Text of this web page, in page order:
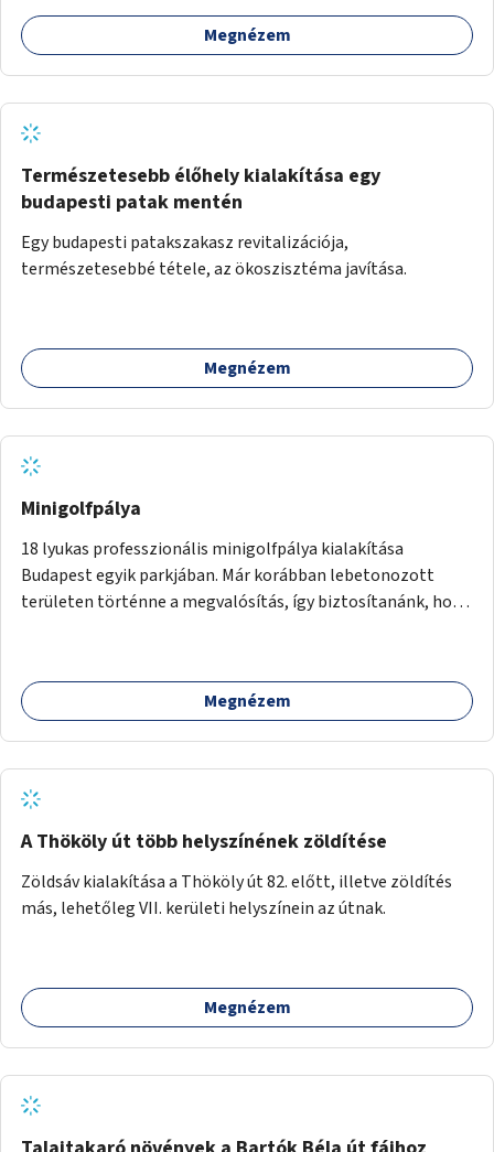
Megnézem
Természetesebb élőhely kialakítása egy
budapesti patak mentén
Egy budapesti patakszakasz revitalizációja,
természetesebbé tétele, az ökoszisztéma javítása.
Megnézem
Minigolfpálya
18 lyukas professzionális minigolfpálya kialakítása
Budapest egyik parkjában. Már korábban lebetonozott
területen történne a megvalósítás, így biztosítanánk, hogy
Megnézem
A Thököly út több helyszínének zöldítése
Zöldsáv kialakítása a Thököly út 82. előtt, illetve zöldítés
más, lehetőleg VII. kerületi helyszínein az útnak.
Megnézem